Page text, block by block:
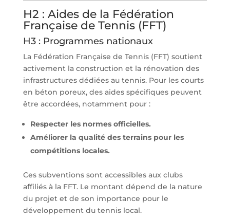
H2 : Aides de la Fédération
Française de Tennis (FFT)
H3 : Programmes nationaux
La Fédération Française de Tennis (FFT) soutient
activement la construction et la rénovation des
infrastructures dédiées au tennis. Pour les courts
en béton poreux, des aides spécifiques peuvent
être accordées, notamment pour :
Respecter les normes officielles.
Améliorer la qualité des terrains pour les
compétitions locales.
Ces subventions sont accessibles aux clubs
affiliés à la FFT. Le montant dépend de la nature
du projet et de son importance pour le
développement du tennis local.